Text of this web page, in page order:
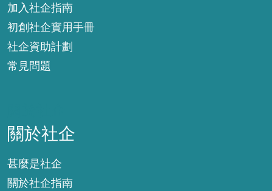
加入社企指南
初創社企實用手冊
社企資助計劃
常見問題
關於社企
甚麼是社企
關於社企指南